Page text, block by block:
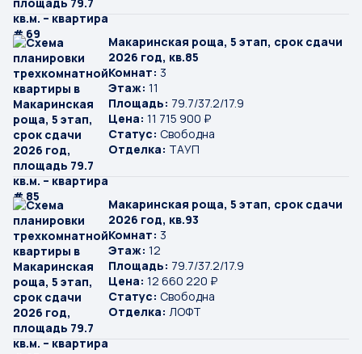
Макаринская роща, 5 этап, срок сдачи
2026 год, кв.85
Комнат: 3
Этаж: 11
Площадь: 79.7/37.2/17.9
Цена: 11 715 900 ₽
Статус: Свободна
Отделка: ТАУП
Макаринская роща, 5 этап, срок сдачи
2026 год, кв.93
Комнат: 3
Этаж: 12
Площадь: 79.7/37.2/17.9
Цена: 12 660 220 ₽
Статус: Свободна
Отделка: ЛОФТ